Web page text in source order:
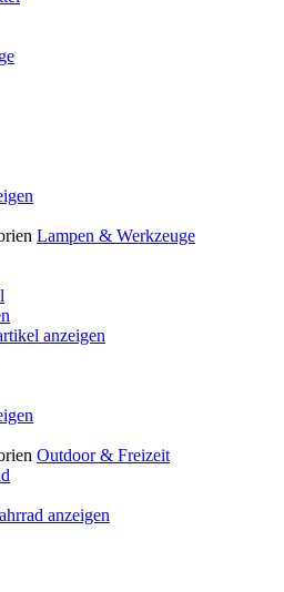
Lampen & Werkzeuge
anzeigen
Outdoor & Freizeit
anzeigen